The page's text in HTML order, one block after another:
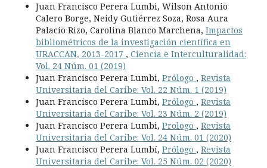
Juan Francisco Perera Lumbi, Wilson Antonio
Calero Borge, Neidy Gutiérrez Soza, Rosa Aura
Palacio Rizo, Carolina Blanco Marchena, Impactos
bibliométricos de la investigación científica en
URACCAN, 2013-2017 , Ciencia e Interculturalidad:
Vol. 24 Núm. 01 (2019)
Juan Francisco Perera Lumbi, Prólogo , Revista
Universitaria del Caribe: Vol. 22 Núm. 1 (2019)
Juan Francisco Perera Lumbi, Prólogo , Revista
Universitaria del Caribe: Vol. 23 Núm. 2 (2019)
Juan Francisco Perera Lumbi, Prologo , Revista
Universitaria del Caribe: Vol. 24 Núm. 01 (2020)
Juan Francisco Perera Lumbí, Prólogo , Revista
Universitaria del Caribe: Vol. 25 Núm. 02 (2020)